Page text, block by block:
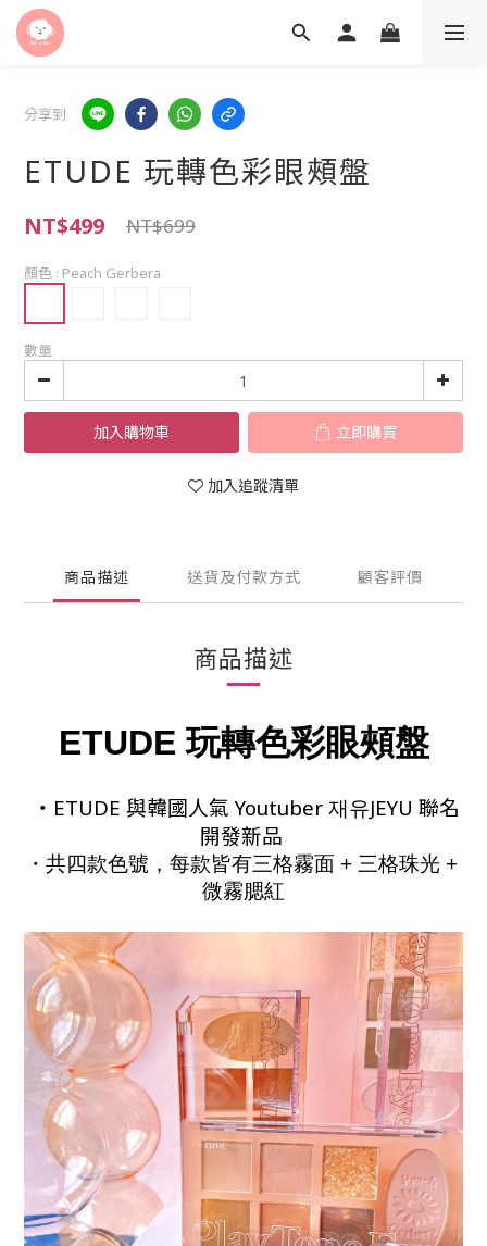
分享到
ETUDE 玩轉色彩眼頰盤
NT$499 NT$699
顏色 : Peach Gerbera
數量
加入購物車 立即購買
加入追蹤清單
商品描述 送貨及付款方式 顧客評價
商品描述
ETUDE 玩轉色彩眼頰盤
・ETUDE 與韓國人氣 Youtuber 재유JEYU 聯名
開發新品
・共四款色號，每款皆有三格霧面 + 三格珠光 +
微霧腮紅